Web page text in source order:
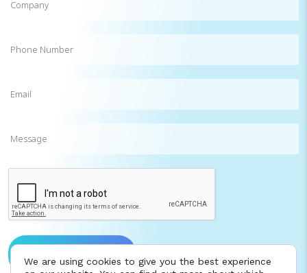
We are using cookies to give you the best experience